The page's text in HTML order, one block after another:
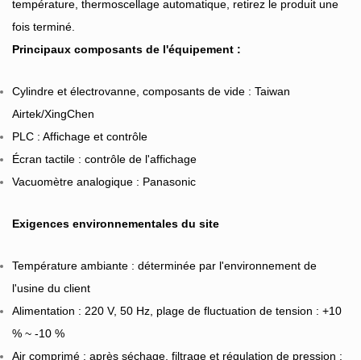
température, thermoscellage automatique, retirez le produit une
fois terminé.
Principaux composants de l'équipement :
Cylindre et électrovanne, composants de vide : Taiwan
Airtek/XingChen
PLC : Affichage et contrôle
Écran tactile : contrôle de l'affichage
Vacuomètre analogique : Panasonic
Exigences environnementales du site
Température ambiante : déterminée par l'environnement de
l'usine du client
Alimentation : 220 V, 50 Hz, plage de fluctuation de tension : +10
% ~ -10 %
Air comprimé : après séchage, filtrage et régulation de pression :